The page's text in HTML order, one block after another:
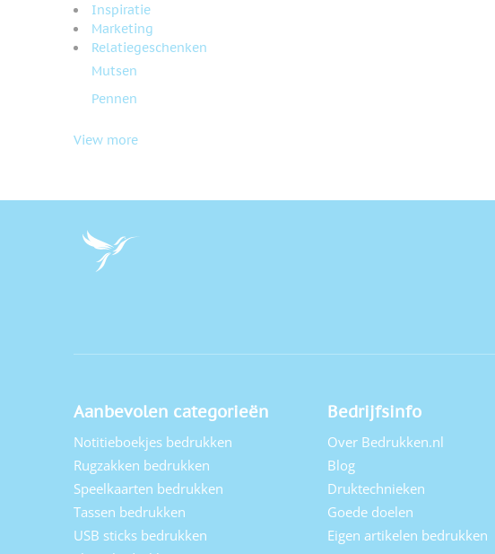
Inspiratie
Marketing
Relatiegeschenken
Mutsen
Pennen
View more
Aanbevolen categorieën
Notitieboekjes bedrukken
Rugzakken bedrukken
Speelkaarten bedrukken
Tassen bedrukken
USB sticks bedrukken
Bedrijfsinfo
Over Bedrukken.nl
Blog
Druktechnieken
Goede doelen
Eigen artikelen bedrukken